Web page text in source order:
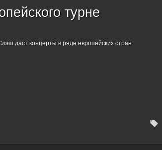
турне
даст концерты в ряде европейских стран